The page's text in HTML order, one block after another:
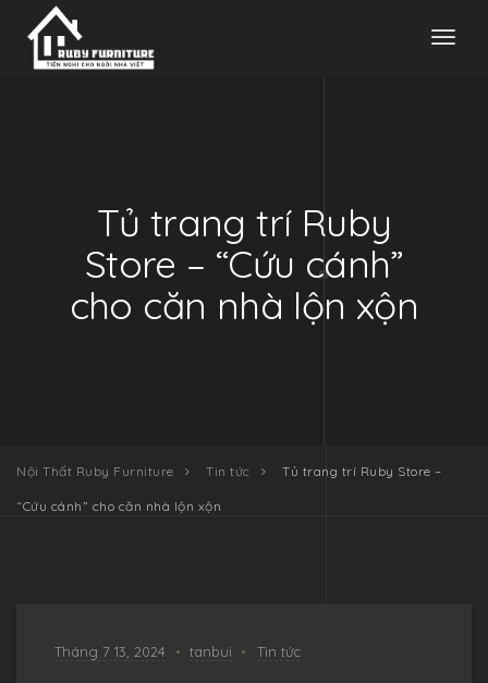
Tủ trang trí Ruby
Store – “Cứu cánh”
cho căn nhà lộn xộn
Nội Thất Ruby Furniture Tin tức Tủ trang trí Ruby Store –
“Cứu cánh” cho căn nhà lộn xộn
Tháng 7 13, 2024 tanbui Tin tức